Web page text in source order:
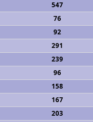
547
76
92
291
239
96
158
167
203